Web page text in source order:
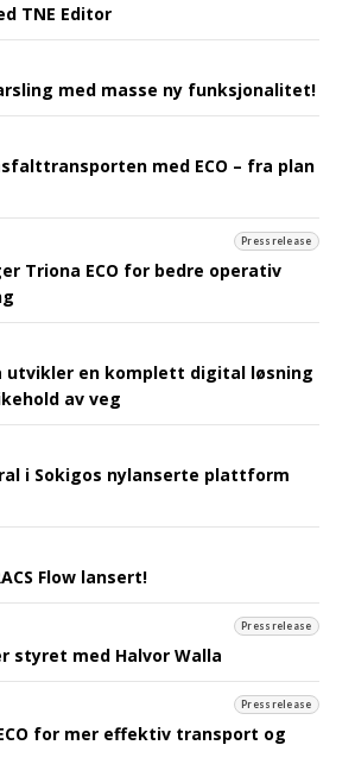
TNE Editor
med masse ny funksjonalitet!
med ECO – fra plan
Pressrelease
Triona ECO for bedre operativ
utvikler en komplett digital løsning
av veg
i Sokigos nylanserte plattform
Flow lansert!
Pressrelease
styret med Halvor Walla
Pressrelease
for mer effektiv transport og